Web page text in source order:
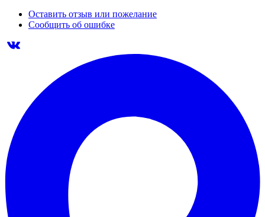
Оставить отзыв или пожелание
Сообщить об ошибке